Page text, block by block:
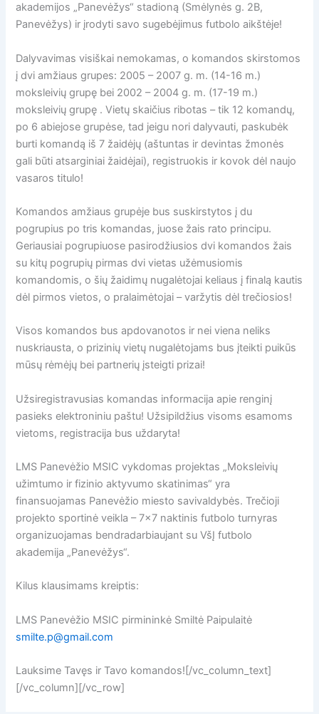
akademijos „Panevėžys“ stadioną (Smėlynės g. 2B,
Panevėžys) ir įrodyti savo sugebėjimus futbolo aikštėje!
Dalyvavimas visiškai nemokamas, o komandos skirstomos
į dvi amžiaus grupes: 2005 – 2007 g. m. (14-16 m.)
moksleivių grupę bei 2002 – 2004 g. m. (17-19 m.)
moksleivių grupę . Vietų skaičius ribotas – tik 12 komandų,
po 6 abiejose grupėse, tad jeigu nori dalyvauti, paskubėk
burti komandą iš 7 žaidėjų (aštuntas ir devintas žmonės
gali būti atsarginiai žaidėjai), registruokis ir kovok dėl naujo
vasaros titulo!
Komandos amžiaus grupėje bus suskirstytos į du
pogrupius po tris komandas, juose žais rato principu.
Geriausiai pogrupiuose pasirodžiusios dvi komandos žais
su kitų pogrupių pirmas dvi vietas užėmusiomis
komandomis, o šių žaidimų nugalėtojai keliaus į finalą kautis
dėl pirmos vietos, o pralaimėtojai – varžytis dėl trečiosios!
Visos komandos bus apdovanotos ir nei viena neliks
nuskriausta, o prizinių vietų nugalėtojams bus įteikti puikūs
mūsų rėmėjų bei partnerių įsteigti prizai!
Užsiregistravusias komandas informacija apie renginį
pasieks elektroniniu paštu! Užsipildžius visoms esamoms
vietoms, registracija bus uždaryta!
LMS Panevėžio MSIC vykdomas projektas „Moksleivių
užimtumo ir fizinio aktyvumo skatinimas“ yra
finansuojamas Panevėžio miesto savivaldybės. Trečioji
projekto sportinė veikla – 7×7 naktinis futbolo turnyras
organizuojamas bendradarbiaujant su VšĮ futbolo
akademija „Panevėžys“.
Kilus klausimams kreiptis:
LMS Panevėžio MSIC pirmininkė Smiltė Paipulaitė
smilte.p@gmail.com
Lauksime Tavęs ir Tavo komandos![/vc_column_text]
[/vc_column][/vc_row]